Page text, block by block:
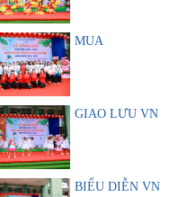
MUA
GIAO LƯU VN
BIỂU DIỄN VN